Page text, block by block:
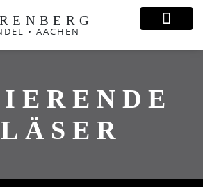
• AACHEN